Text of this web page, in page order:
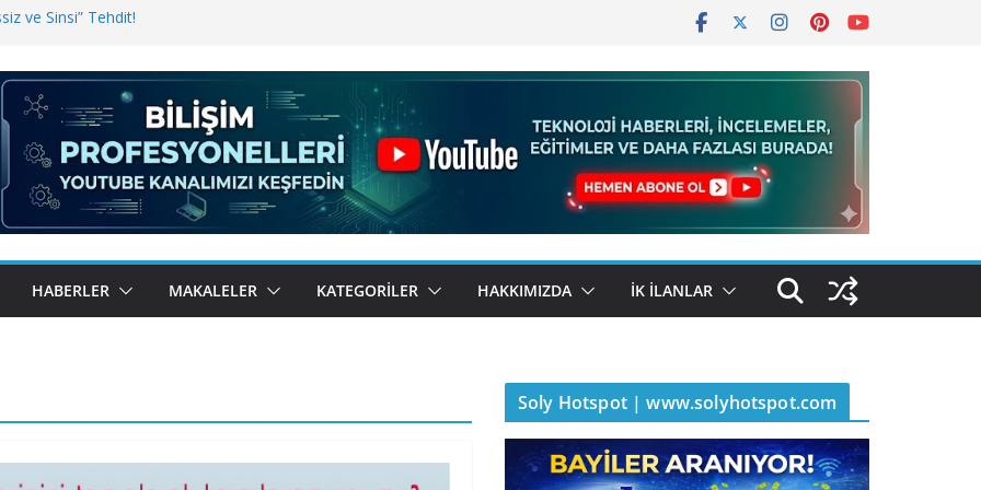
ve Sinsi” Tehdit!
Bugün BulutTahsilat’ta
Kemal Oral Tüm Sorularımızı
HABERLER MAKALELER KATEGORILER HAKKIMIZDA İK İLANLAR
Soly Hotspot | www.solyhotspot.com